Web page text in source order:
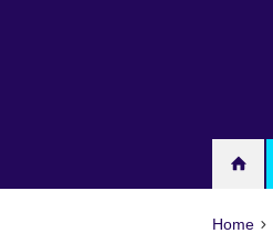
Home